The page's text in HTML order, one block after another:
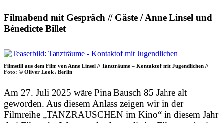
Filmabend mit Gespräch // Gäste / Anne Linsel und
Bénedicte Billet
Filmstill aus dem Film von Anne Linsel // Tanzträume – Kontaktof mit Jugendlichen //
Foto: © Oliver Look / Berlin
Am 27. Juli 2025 wäre Pina Bausch 85 Jahre alt
geworden. Aus diesem Anlass zeigen wir in der
Filmreihe „TANZRAUSCHEN im Kino“ in diesem Jahr